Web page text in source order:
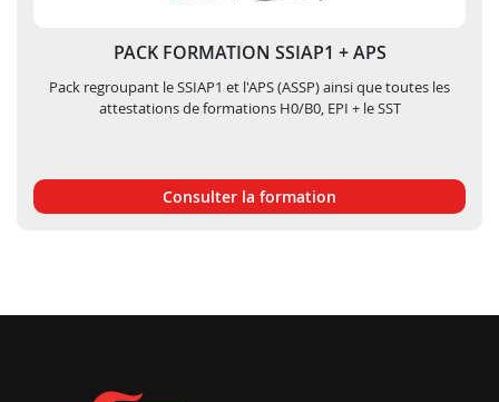
PACK FORMATION SSIAP1 + APS
Pack regroupant le SSIAP1 et l'APS (ASSP) ainsi que toutes les
attestations de formations H0/B0, EPI + le SST
Consulter la formation